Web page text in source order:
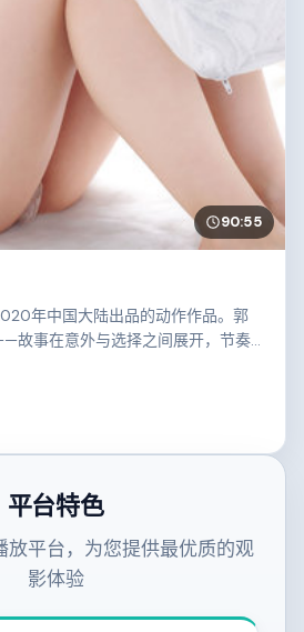
90:55
年中国大陆出品的动作作品。郭
故事在意外与选择之间展开，节奏
平台特色
放平台，为您提供最优质的观
影体验